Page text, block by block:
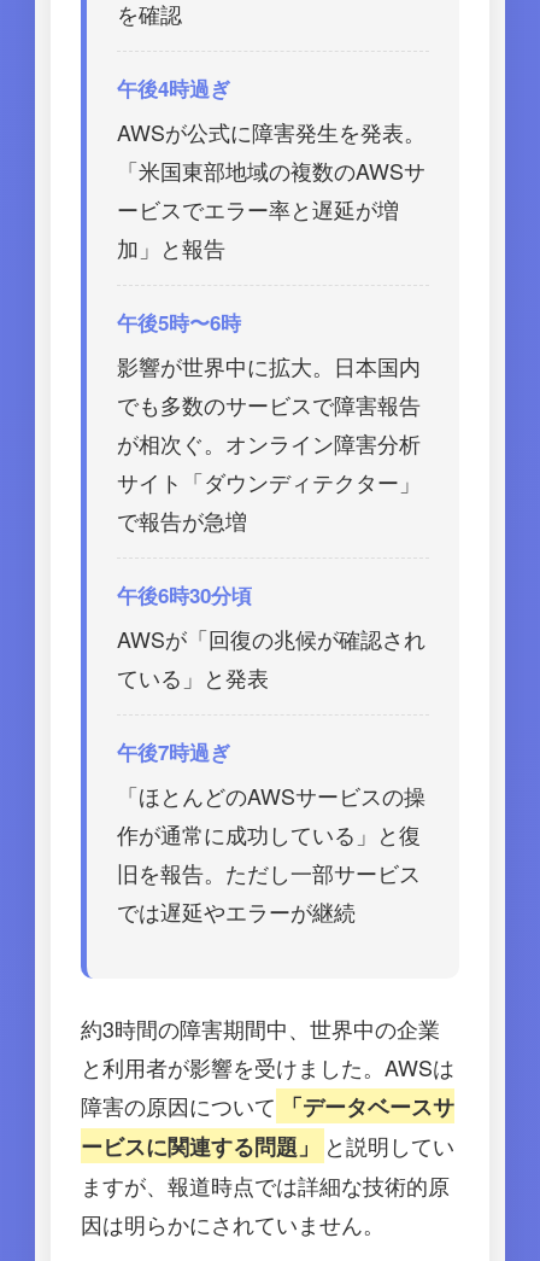
を確認
午後4時過ぎ
AWSが公式に障害発生を発表。
「米国東部地域の複数のAWSサ
ービスでエラー率と遅延が増
加」と報告
午後5時〜6時
影響が世界中に拡大。日本国内
でも多数のサービスで障害報告
が相次ぐ。オンライン障害分析
サイト「ダウンディテクター」
で報告が急増
午後6時30分頃
AWSが「回復の兆候が確認され
ている」と発表
午後7時過ぎ
「ほとんどのAWSサービスの操
作が通常に成功している」と復
旧を報告。ただし一部サービス
では遅延やエラーが継続
約3時間の障害期間中、世界中の企業
と利用者が影響を受けました。AWSは
障害の原因について
「データベースサ
ービスに関連する問題」
と説明してい
ますが、報道時点では詳細な技術的原
因は明らかにされていません。